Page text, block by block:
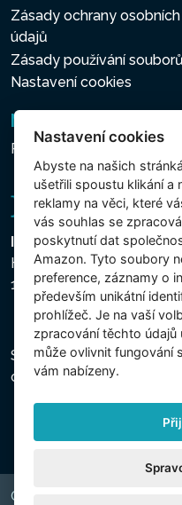
Zásady ochrany
údajů
Zásady používání
Nastavení cookies
Newsletter
Přihlášení k odběru novinek
Intex Trading, s.r.o.
Hradecká 2526/3
130 00 Praha 3 - Česká
Společnost je zapsána u
oddíl C, vložka 74759, IČ
Copyright © 2026 INTEX
Nastavení cookies
Abyste na našich
ušetřili spoustu klikání a
reklamy na věci, které
vás souhlas se
poskytnutí dat
Amazon. Tyto soubory
preference, záznamy o
především unikátní
prohlížeč. Je na vaší
zpracování těchto údajů
může ovlivnit fungování
vám nabízeny.